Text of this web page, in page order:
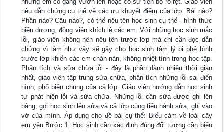
những em cố gắng vươn lên hoặc có sự tiến bộ rõ rệt. Giáo viên
nêu dẫn chứng cụ thể về các ưu khuyết điểm của lớp: Bài nào?
Phần nào? Câu nào?, có thể nêu tên học sinh cụ thể - hình thức
biểu dương, động viên khích lệ các em. Với những học sinh mắc
lỗi, giáo viên không nên nêu tên trước lớp mà chỉ cần đọc dẫn
chứng vì làm như vậy sẽ gây cho học sinh tâm lý bị phê bình
trước lớp khiến các em chán nản, không nhiệt tình trong học tập.
Phân tích và sửa chữa lỗi - đây là phần dành nhiều thời gian
nhất, giáo viên tập trung sửa chữa, phân tích những lỗi sai điển
hình, phổ biến chung của cả lớp. Giáo viên hướng dẫn học sinh
tự phát hiện lỗi và sửa chữa. Những lỗi cần sửa được ghi lên
bảng, gọi học sinh lên sửa và cả lớp cùng tiến hành sửa, ghi vào
vở của mình. Áp dụng cho đề bài cụ thể: Biểu cảm về loài cây
em yêu Bước 1: Học sinh cần xác định đúng đối tượng cần biểu